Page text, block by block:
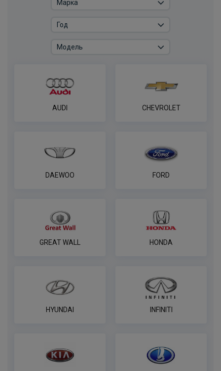
ПОД ЗАКАЗ ОТ 14 ДНЕЙ
Комплект универсальной электрики
пин
пин
ПОД ЗАКАЗ ОТ 14 ДНЕЙ
по запросу
Универсальная электрика AvtoS ​ с
блоком согласования​
AUDI CHEVROLET
DAEWOO FORD
GREAT WALL HONDA
HYUNDAI INFINITI